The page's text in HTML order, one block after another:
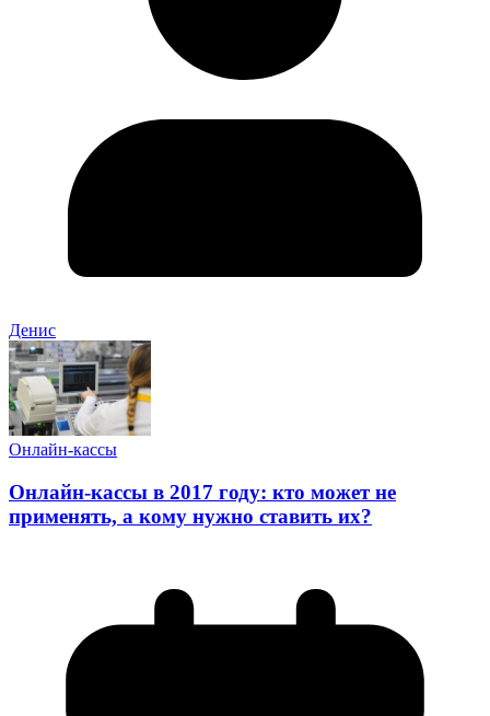
Денис
Онлайн-кассы
Онлайн-кассы в 2017 году: кто может не
применять, а кому нужно ставить их?